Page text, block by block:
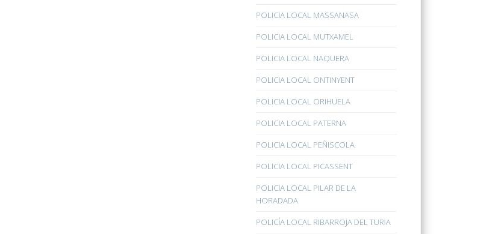
POLICIA LOCAL MASSANASA
POLICIA LOCAL MUTXAMEL
POLICIA LOCAL NAQUERA
POLICIA LOCAL ONTINYENT
POLICIA LOCAL ORIHUELA
POLICIA LOCAL PATERNA
POLICIA LOCAL PEÑISCOLA
POLICIA LOCAL PICASSENT
POLICIA LOCAL PILAR DE LA
HORADADA
POLICÍA LOCAL RIBARROJA DEL TURIA